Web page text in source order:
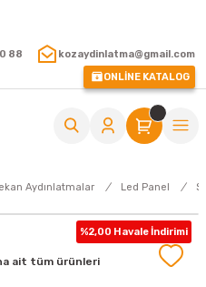
88
kozaydinlatma@gmail.com
ONLİNE KATALOG
Aydınlatmalar Led Panel
%2,00 Havale İndirimi
ait tüm ürünleri